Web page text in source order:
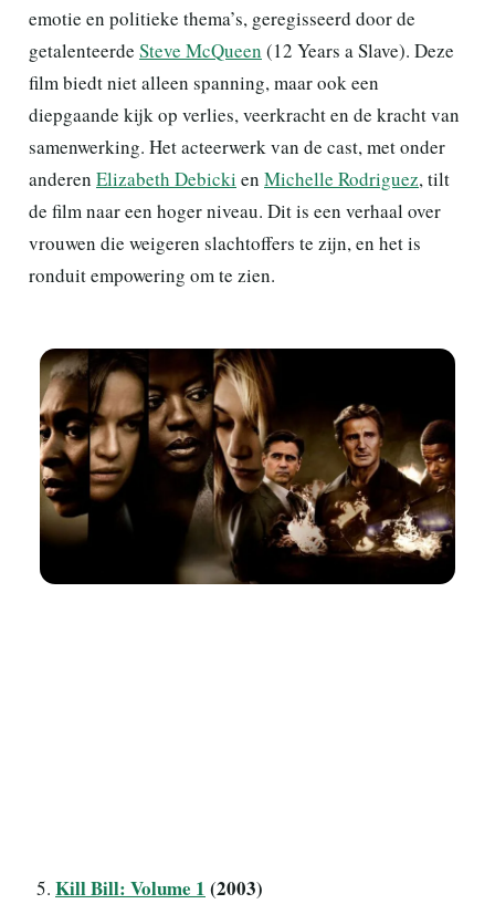
emotie en politieke thema’s, geregisseerd door de
getalenteerde Steve McQueen (12 Years a Slave). Deze
film biedt niet alleen spanning, maar ook een
diepgaande kijk op verlies, veerkracht en de kracht van
samenwerking. Het acteerwerk van de cast, met onder
anderen Elizabeth Debicki en Michelle Rodriguez, tilt
de film naar een hoger niveau. Dit is een verhaal over
vrouwen die weigeren slachtoffers te zijn, en het is
ronduit empowering om te zien.
Kill Bill: Volume 1 (2003)